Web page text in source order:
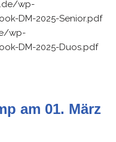
wp-
DM-2025-Senior.pdf
wp-
DM-2025-Duos.pdf
am 01. März